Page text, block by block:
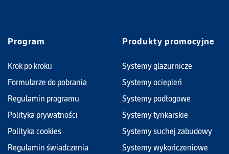
Program
Krok po kroku
Formularze do pobrania
Regulamin programu
Polityka prywatności
Polityka cookies
Regulamin świadczenia
Produkty promocyjne
Systemy glazurnicze
Systemy ociepleń
Systemy podłogowe
Systemy tynkarskie
Systemy suchej zabudowy
Systemy wykończeniowe